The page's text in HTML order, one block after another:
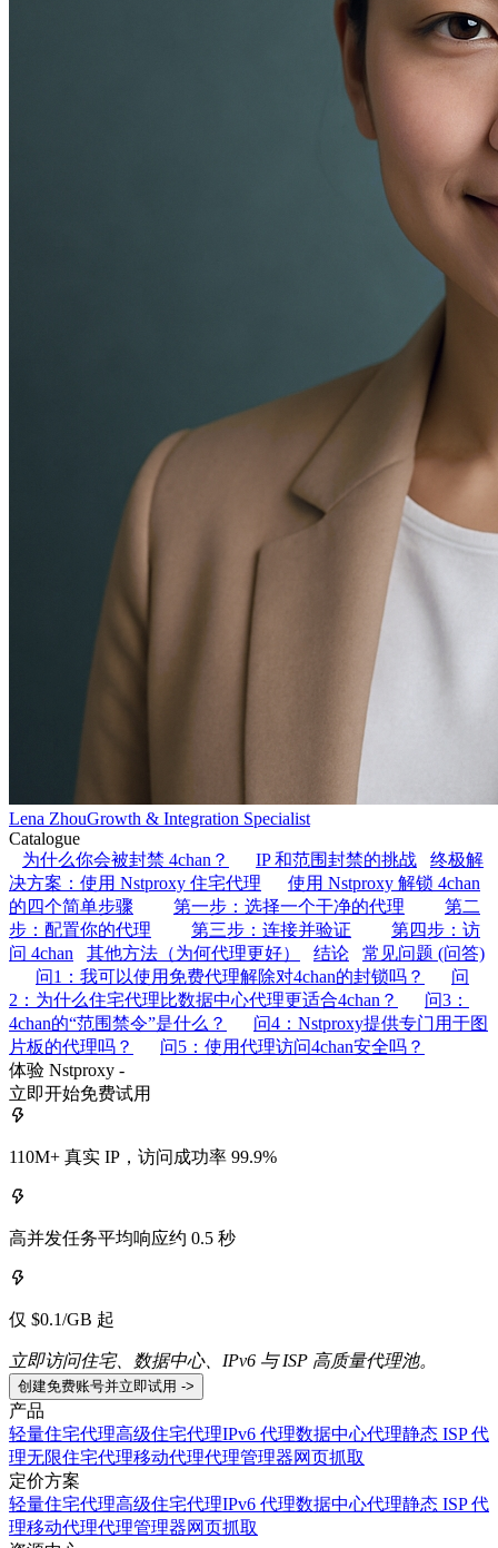
Lena ZhouGrowth & Integration Specialist
Catalogue
为什么你会被封禁 4chan？
IP 和范围封禁的挑战
终极解
决方案：使用 Nstproxy 住宅代理
使用 Nstproxy 解锁 4chan
的四个简单步骤
第一步：选择一个干净的代理
第二
步：配置你的代理
第三步：连接并验证
第四步：访
问 4chan
其他方法（为何代理更好） 结论
常见问题 (问答)
问1：我可以使用免费代理解除对4chan的封锁吗？
问
2：为什么住宅代理比数据中心代理更适合4chan？
问3：
4chan的“范围禁令”是什么？
问4：Nstproxy提供专门用于图
片板的代理吗？
问5：使用代理访问4chan安全吗？
体验 Nstproxy -
立即开始免费试用
110M+ 真实 IP，访问成功率 99.9%
高并发任务平均响应约 0.5 秒
仅 $0.1/GB 起
立即访问住宅、数据中心、IPv6 与 ISP 高质量代理池。
创建免费账号并立即试用 ->
产品
轻量住宅代理高级住宅代理IPv6 代理数据中心代理静态 ISP 代
理无限住宅代理移动代理代理管理器网页抓取
定价方案
轻量住宅代理高级住宅代理IPv6 代理数据中心代理静态 ISP 代
理移动代理代理管理器网页抓取